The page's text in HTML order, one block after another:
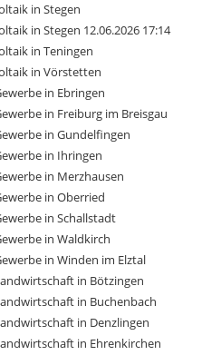
in Stegen
in Stegen 12.06.2026 17:14
in Teningen
in Vörstetten
in Ebringen
in Freiburg im Breisgau
in Gundelfingen
in Ihringen
in Merzhausen
in Oberried
in Schallstadt
in Waldkirch
in Winden im Elztal
in Bötzingen
in Buchenbach
in Denzlingen
in Ehrenkirchen